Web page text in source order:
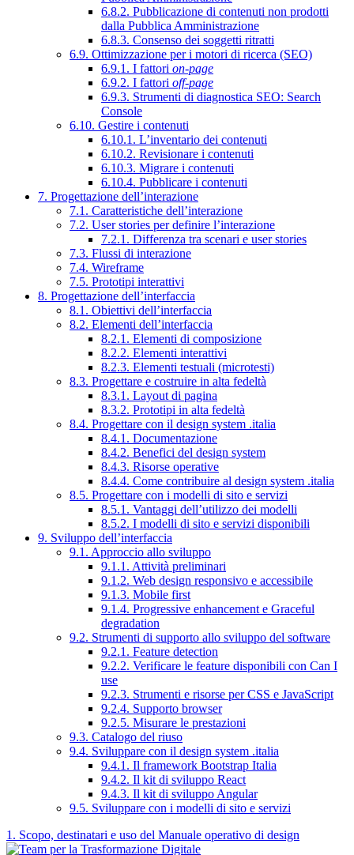
6.8.2. Pubblicazione di contenuti non prodotti
dalla Pubblica Amministrazione
6.8.3. Consenso dei soggetti ritratti
6.9. Ottimizzazione per i motori di ricerca (SEO)
6.9.1. I fattori on-page
6.9.2. I fattori off-page
6.9.3. Strumenti di diagnostica SEO: Search
Console
6.10. Gestire i contenuti
6.10.1. L’inventario dei contenuti
6.10.2. Revisionare i contenuti
6.10.3. Migrare i contenuti
6.10.4. Pubblicare i contenuti
7. Progettazione dell’interazione
7.1. Caratteristiche dell’interazione
7.2. User stories per definire l’interazione
7.2.1. Differenza tra scenari e user stories
7.3. Flussi di interazione
7.4. Wireframe
7.5. Prototipi interattivi
8. Progettazione dell’interfaccia
8.1. Obiettivi dell’interfaccia
8.2. Elementi dell’interfaccia
8.2.1. Elementi di composizione
8.2.2. Elementi interattivi
8.2.3. Elementi testuali (microtesti)
8.3. Progettare e costruire in alta fedeltà
8.3.1. Layout di pagina
8.3.2. Prototipi in alta fedeltà
8.4. Progettare con il design system .italia
8.4.1. Documentazione
8.4.2. Benefici del design system
8.4.3. Risorse operative
8.4.4. Come contribuire al design system .italia
8.5. Progettare con i modelli di sito e servizi
8.5.1. Vantaggi dell’utilizzo dei modelli
8.5.2. I modelli di sito e servizi disponibili
9. Sviluppo dell’interfaccia
9.1. Approccio allo sviluppo
9.1.1. Attività preliminari
9.1.2. Web design responsivo e accessibile
9.1.3. Mobile first
9.1.4. Progressive enhancement e Graceful
degradation
9.2. Strumenti di supporto allo sviluppo del software
9.2.1. Feature detection
9.2.2. Verificare le feature disponibili con Can I
use
9.2.3. Strumenti e risorse per CSS e JavaScript
9.2.4. Supporto browser
9.2.5. Misurare le prestazioni
9.3. Catalogo del riuso
9.4. Sviluppare con il design system .italia
9.4.1. Il framework Bootstrap Italia
9.4.2. Il kit di sviluppo React
9.4.3. Il kit di sviluppo Angular
9.5. Sviluppare con i modelli di sito e servizi
1. Scopo, destinatari e uso del Manuale operativo di design